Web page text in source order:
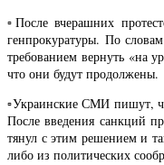
▫️После вчерашних
генпрокуратуры. По
требованием вернуть «на
что они будут продолжены.
▫️Украинские СМИ пишут,
После введения санкций
тянул с этим решением и
либо из политических